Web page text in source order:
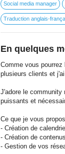
Social media manager
Traduction anglais-
En quelques
Comme vous
plusieurs clients et
J'adore le community
puissants et
Ce que je vous
- Création de
- Création de contenus
- Gestion de vos